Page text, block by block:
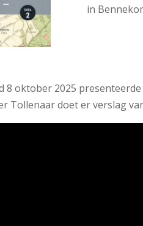
in
8 oktober 2025
Tollenaar doet er verslag